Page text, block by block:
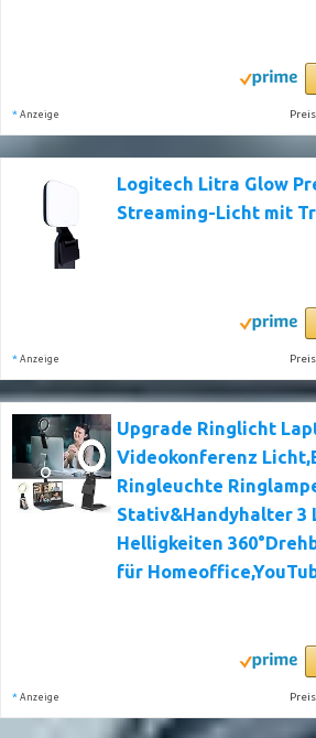
* Anzeige
Logitech Litra Glow
Streaming-Licht mit
* Anzeige
Upgrade Ringlicht
Videokonferenz
Ringleuchte
Stativ&Handyhalter 3
Helligkeiten
für
* Anzeige